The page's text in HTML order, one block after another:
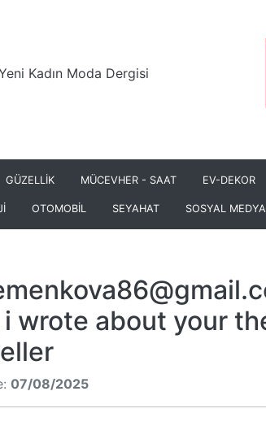
Kadın Moda Dergisi
GÜZELLİK MÜCEVHER - SAAT EV-DEKOR
OTOMOBİL SEYAHAT SOSYAL MEDYA
i wrote about your
07/08/2025